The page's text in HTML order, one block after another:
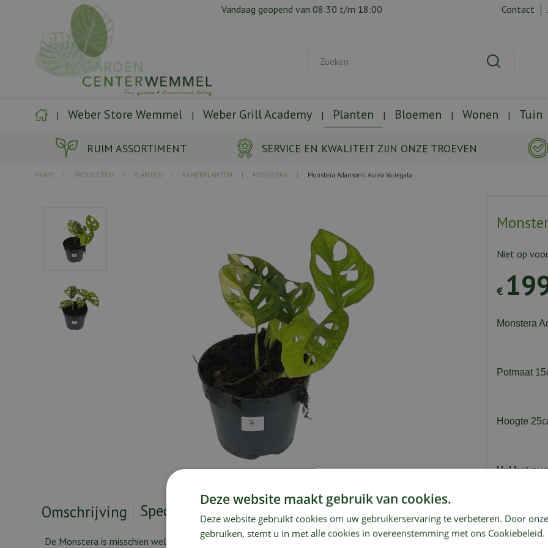
RUIM ASSORTIMENT SERVICE EN KWALITEIT ZIJN ONZE TROEVEN
HOME PRODUCTEN PLANTEN KAMERPLANTEN MONSTERA Monstera Adansonii Aurea Variegata
Vandaag geopend van 08:30 t/m 18:00 Contact
Weber Store Wemmel Weber Grill Academy Planten Bloemen Wonen Tuin
€
Niet op
Monstera
Potmaat
Hoogte
Vul het
Op de
E-
Omschrijving Specificaties Verzendkosten Showroom
De Monstera is misschien wel dé kamerplant van het moment. De opvallende bladeren met van nature
Deze website maakt gebruik van cookies.
Deze website gebruikt cookies om uw gebruikerservaring te verbeteren. Door
gebruiken, stemt u in met alle cookies in overeenstemming met ons Cookiebeleid.